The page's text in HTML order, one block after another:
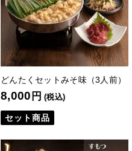
どんたくセットみそ味（3人前）
8,000 円 (税込)
セット商品